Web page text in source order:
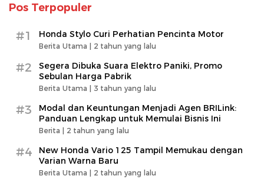
Pos Terpopuler
#1 Honda Stylo Curi Perhatian Pencinta Motor
Berita Utama | 2 tahun yang lalu
#2
Segera Dibuka Suara Elektro Paniki, Promo
Sebulan Harga Pabrik
Berita Utama | 3 tahun yang lalu
#3
Modal dan Keuntungan Menjadi Agen BRILink:
Panduan Lengkap untuk Memulai Bisnis Ini
Berita | 2 tahun yang lalu
#4
New Honda Vario 125 Tampil Memukau dengan
Varian Warna Baru
Berita Utama | 2 tahun yang lalu